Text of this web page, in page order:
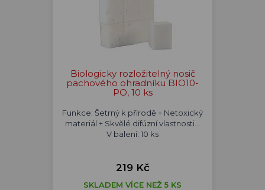
Biologicky rozložitelný nosič
pachového ohradníku BIO10-
PO, 10 ks
Funkce: Šetrný k přírodě + Netoxický
materiál + Skvělé difúzní vlastnosti...
V balení: 10 ks
219 Kč
SKLADEM VÍCE NEŽ 5 KS